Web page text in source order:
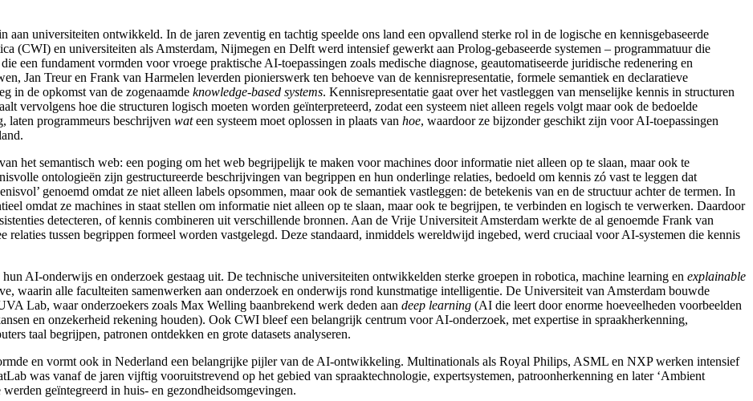
aan universiteiten ontwikkeld. In de jaren zeventig en tachtig speelde ons land een opvallend sterke rol in de logische en kennisgebaseerde
(CWI) en universiteiten als Amsterdam, Nijmegen en Delft werd intensief gewerkt aan Prolog-gebaseerde systemen – programmatuur die
een fundament vormden voor vroege praktische AI-toepassingen zoals medische diagnose, geautomatiseerde juridische redenering en
, Jan Treuren Frank van Harmelen leverden pionierswerk ten behoeve van de kennisrepresentatie, formele semantiek en declaratieve
in de opkomst van de zogenaamde knowledge-based systems. Kennisrepresentatie gaat over het vastleggen van menselijke kennis in structuren
vervolgens hoe die structuren logisch moeten worden geïnterpreteerd, zodat een systeem niet alleen regels volgt maar ook de bedoelde
, laten programmeurs beschrijven wateen systeem moet oplossen in plaats van hoe, waardoor ze bijzonder geschikt zijn voor AI-toepassingen
het semantisch web: een poging om het web begrijpelijk te maken voor machines door informatie niet alleen op te slaan, maar ook te
ontologieën zijn gestructureerde beschrijvingen van begrippen en hun onderlinge relaties, bedoeld om kennis zó vast te leggen dat
genoemd omdat ze niet alleen labels opsommen, maar ook de semantiek vastleggen: de betekenis van en de structuur achter de termen. In
omdat ze machines in staat stellen om informatie niet alleen op te slaan, maar ook te begrijpen, te verbinden en logisch te verwerken. Daardoor
detecteren, of kennis combineren uit verschillende bronnen. Aan de Vrije Universiteit Amsterdam werkte de al genoemde Frank van
relaties tussen begrippen formeel worden vastgelegd. Deze standaard, inmiddels wereldwijd ingebed, werd cruciaal voor AI-systemen die kennis
hun AI-onderwijs en onderzoek gestaag uit. De technische universiteiten ontwikkelden sterke groepen in robotica, machine learning en explainable
waarin alle faculteiten samenwerken aan onderzoek en onderwijs rond kunstmatige intelligentie. De Universiteit van Amsterdam bouwde
Lab, waar onderzoekers zoals Max Welling baanbrekend werk deden aan deep learning (AI die leert door enorme hoeveelheden voorbeelden
en onzekerheid rekening houden). Ook CWI bleef een belangrijk centrum voor AI-onderzoek, met expertise in spraakherkenning,
taal begrijpen, patronen ontdekken en grote datasets analyseren.
en vormt ook in Nederland een belangrijke pijler van de AI-ontwikkeling. Multinationals als Royal Philips, ASML en NXPwerken intensief
was vanaf de jaren vijftig vooruitstrevend op het gebied van spraaktechnologie, expertsystemen, patroonherkenning en later ‘Ambient
geïntegreerd in huis- en gezondheidsomgevingen.